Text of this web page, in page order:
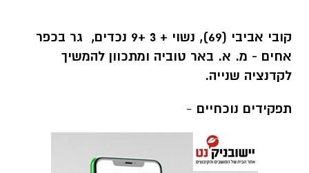
קובי אביבי (69), נשוי + 3 +9 נכדים, גר בכפר
אחים - מ. א. באר טוביה ומתכוון להמשיך
לקדנציה שנייה.
תפקידים נוכחיים -